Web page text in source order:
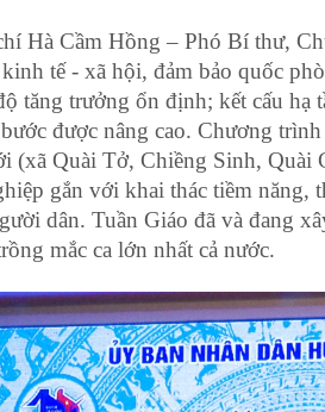
Hà Cầm Hồng – Phó Bí thư,
tế - xã hội, đảm bảo quốc
tăng trưởng ổn định; kết cấu hạ
được nâng cao. Chương
(xã Quài Tở, Chiềng Sinh, Quài
gắn với khai thác tiềm
dân. Tuần Giáo đã và đang
mắc ca lớn nhất cả nước.